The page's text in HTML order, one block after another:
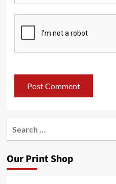
Our Print Shop